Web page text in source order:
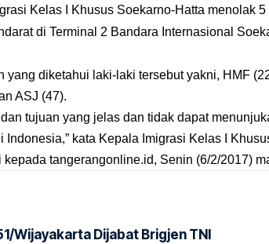
Kelas I Khusus Soekarno-Hatta menolak 5
di Terminal 2 Bandara Internasional
yang diketahui laki-laki tersebut yakni, HMF
ASJ (47).
tujuan yang jelas dan tidak dapat
kata Kepala Imigrasi Kelas I
kepada tangerangonline.id, Senin (6/2/2017)
Wijayakarta Dijabat Brigjen TNI